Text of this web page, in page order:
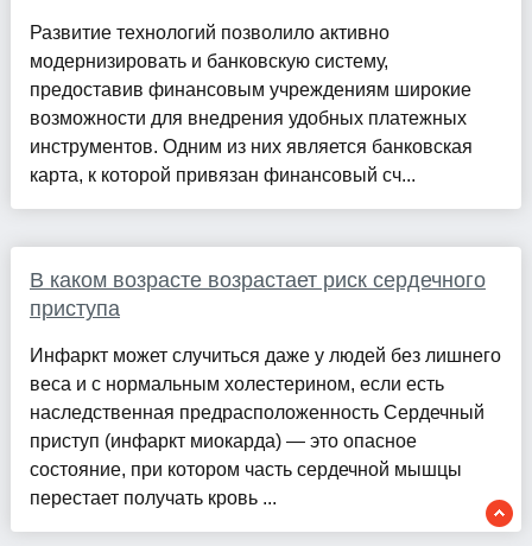
Развитие технологий позволило активно
модернизировать и банковскую систему,
предоставив финансовым учреждениям широкие
возможности для внедрения удобных платежных
инструментов. Одним из них является банковская
карта, к которой привязан финансовый сч...
В каком возрасте возрастает риск сердечного
приступа
Инфаркт может случиться даже у людей без лишнего
веса и с нормальным холестерином, если есть
наследственная предрасположенность Сердечный
приступ (инфаркт миокарда) — это опасное
состояние, при котором часть сердечной мышцы
перестает получать кровь ...